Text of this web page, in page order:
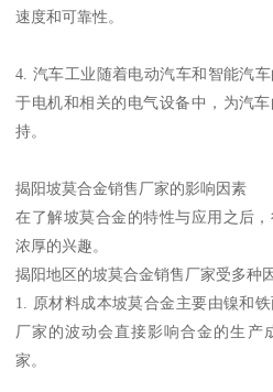
速度和可靠性。
4. 汽车工业随着电动汽车和智能汽
于电机和相关的电气设备中，为汽
持。
揭阳坡莫合金销售厂家的影响因素
在了解坡莫合金的特性与应用之后
浓厚的兴趣。
揭阳地区的坡莫合金销售厂家受多种
1. 原材料成本坡莫合金主要由镍和
厂家的波动会直接影响合金的生产
家。